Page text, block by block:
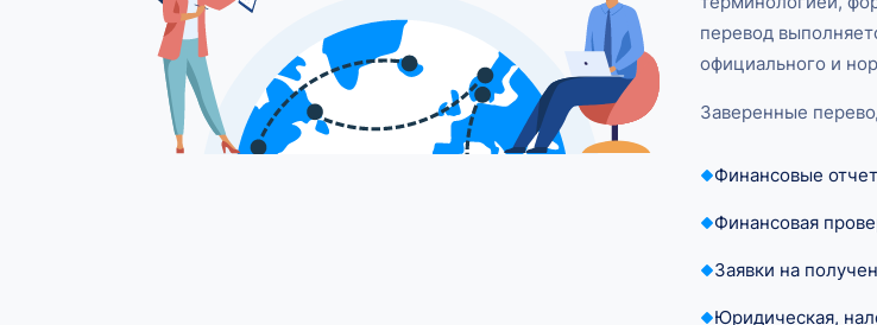
перевод
официального и
Заверенные
Финансовые
Финансовая
Заявки на
Юридическая,